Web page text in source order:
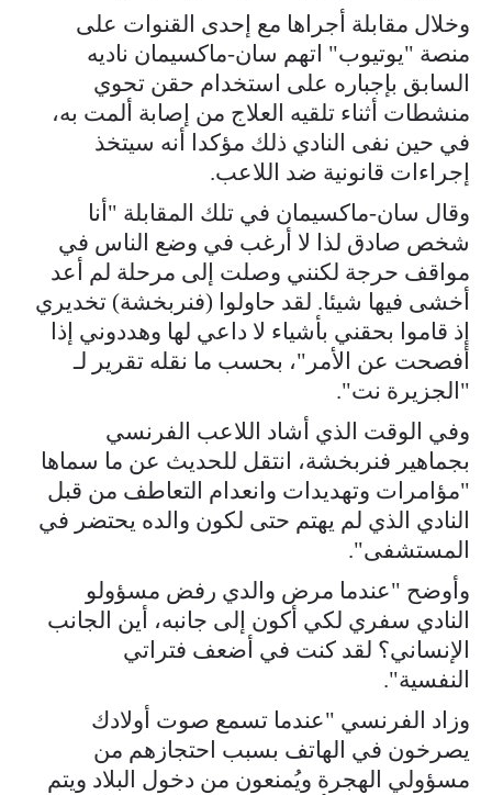
وخلال مقابلة أجراها مع إحدى القنوات على
منصة "يوتيوب" اتهم سان-ماكسيمان ناديه
السابق بإجباره على استخدام حقن تحوي
منشطات أثناء تلقيه العلاج من إصابة ألمت به،
في حين نفى النادي ذلك مؤكدا أنه سيتخذ
إجراءات قانونية ضد اللاعب.
وقال سان-ماكسيمان في تلك المقابلة "أنا
شخص صادق لذا لا أرغب في وضع الناس في
مواقف حرجة لكنني وصلت إلى مرحلة لم أعد
أخشى فيها شيئا. لقد حاولوا (فنربخشة) تخديري
إذ قاموا بحقني بأشياء لا داعي لها وهددوني إذا
أفصحت عن الأمر"، بحسب ما نقله تقرير لـ
"الجزيرة نت".
وفي الوقت الذي أشاد اللاعب الفرنسي
بجماهير فنربخشة، انتقل للحديث عن ما سماها
"مؤامرات وتهديدات وانعدام التعاطف من قبل
النادي الذي لم يهتم حتى لكون والده يحتضر في
المستشفى".
وأوضح "عندما مرض والدي رفض مسؤولو
النادي سفري لكي أكون إلى جانبه، أين الجانب
الإنساني؟ لقد كنت في أضعف فتراتي
النفسية".
وزاد الفرنسي "عندما تسمع صوت أولادك
يصرخون في الهاتف بسبب احتجازهم من
مسؤولي الهجرة ويُمنعون من دخول البلاد ويتم